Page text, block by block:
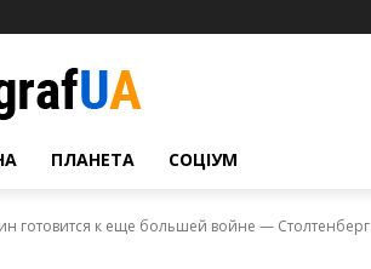
ПЛАНЕТА СОЦІУМ
готовится к еще большей войне — Столтенберг